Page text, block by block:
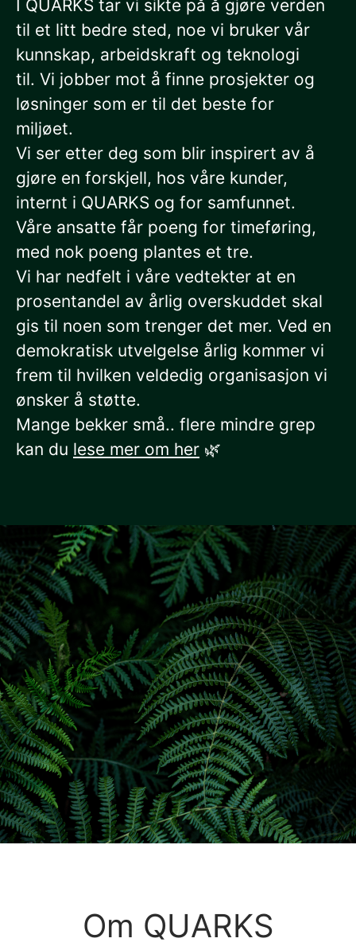
I QUARKS tar vi sikte på å gjøre verden
til et litt bedre sted, noe vi bruker vår
kunnskap, arbeidskraft og teknologi
til. Vi jobber mot å finne prosjekter og
løsninger som er til det beste for
miljøet.
Vi ser etter deg som blir inspirert av å
gjøre en forskjell, hos våre kunder,
internt i QUARKS og for samfunnet.
Våre ansatte får poeng for timeføring,
med nok poeng plantes et tre.
Vi har nedfelt i våre vedtekter at en
prosentandel av årlig overskuddet skal
gis til noen som trenger det mer. Ved en
demokratisk utvelgelse årlig kommer vi
frem til hvilken veldedig organisasjon vi
ønsker å støtte.
Mange bekker små.. flere mindre grep
kan du lese mer om her 🌿
Om QUARKS